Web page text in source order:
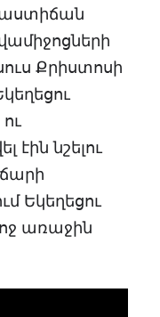
Քրիստոսի
էին նշելու
Եկեղեցու
առաջին